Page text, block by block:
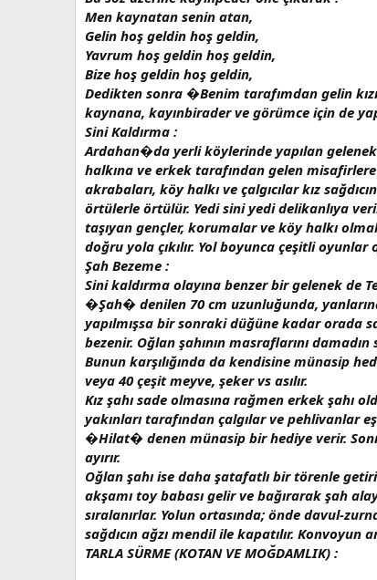
Men kaynatan senin atan,
Gelin hoş geldin hoş geldin,
Yavrum hoş geldin hoş geldin,
Bize hoş geldin hoş geldin,
Dedikten sonra �Benim tarafımdan gelin
kaynana, kayınbirader ve görümce için de
Sini Kaldırma :
Ardahan�da yerli köylerinde yapılan
halkına ve erkek tarafından gelen misafirlere
akrabaları, köy halkı ve çalgıcılar kız
örtülerle örtülür. Yedi sini yedi delikanlıya
taşıyan gençler, korumalar ve köy halkı
doğru yola çıkılır. Yol boyunca çeşitli
Şah Bezeme :
Sini kaldırma olayına benzer bir gelenek de
�Şah� denilen 70 cm uzunluğunda,
yapılmışsa bir sonraki düğüne kadar orada
bezenir. Oğlan şahının masraflarını
Bunun karşılığında da kendisine münasip
veya 40 çeşit meyve, şeker vs asılır.
Kız şahı sade olmasına rağmen erkek şahı
yakınları tarafından çalgılar ve pehlivanlar
�Hilat� denen münasip bir hediye verir.
ayırır.
Oğlan şahı ise daha şatafatlı bir törenle
akşamı toy babası gelir ve bağırarak şah
sıralanırlar. Yolun ortasında; önde davul-
sağdıcın ağzı mendil ile kapatılır.
TARLA SÜRME (KOTAN VE MOĞDAMLIK) :